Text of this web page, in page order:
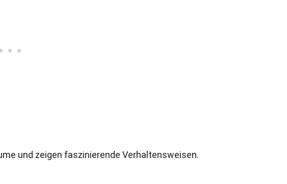
und zeigen faszinierende Verhaltensweisen.